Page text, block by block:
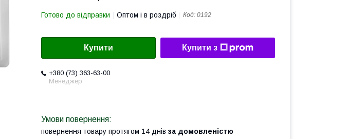
Готово до відправки Оптом і в роздріб Код: 0192
Купити Купити з
+380 (73) 363-63-00
Менеджер
повернення товару протягом 14 днів за домовленістю